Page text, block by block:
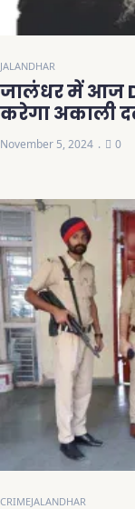
JALANDHAR
जालंधर में आज
करेगा अकाली
November 5, 2024 0
CRIMEJALANDHAR